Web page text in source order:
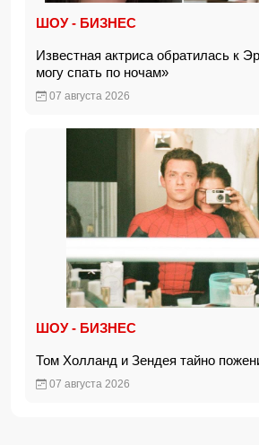
ШОУ - БИЗНЕС
Известная актриса обратилась к
могу спать по ночам»
07 августа 2026
ШОУ - БИЗНЕС
Том Холланд и Зендея тайно
07 августа 2026